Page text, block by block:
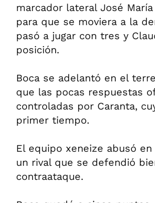
marcador lateral José
para que se moviera a la
pasó a jugar con tres y
posición.
Boca se adelantó en el
que las pocas respuestas
controladas por Caranta,
primer tiempo.
El equipo xeneize abusó
un rival que se defendió
contraataque.